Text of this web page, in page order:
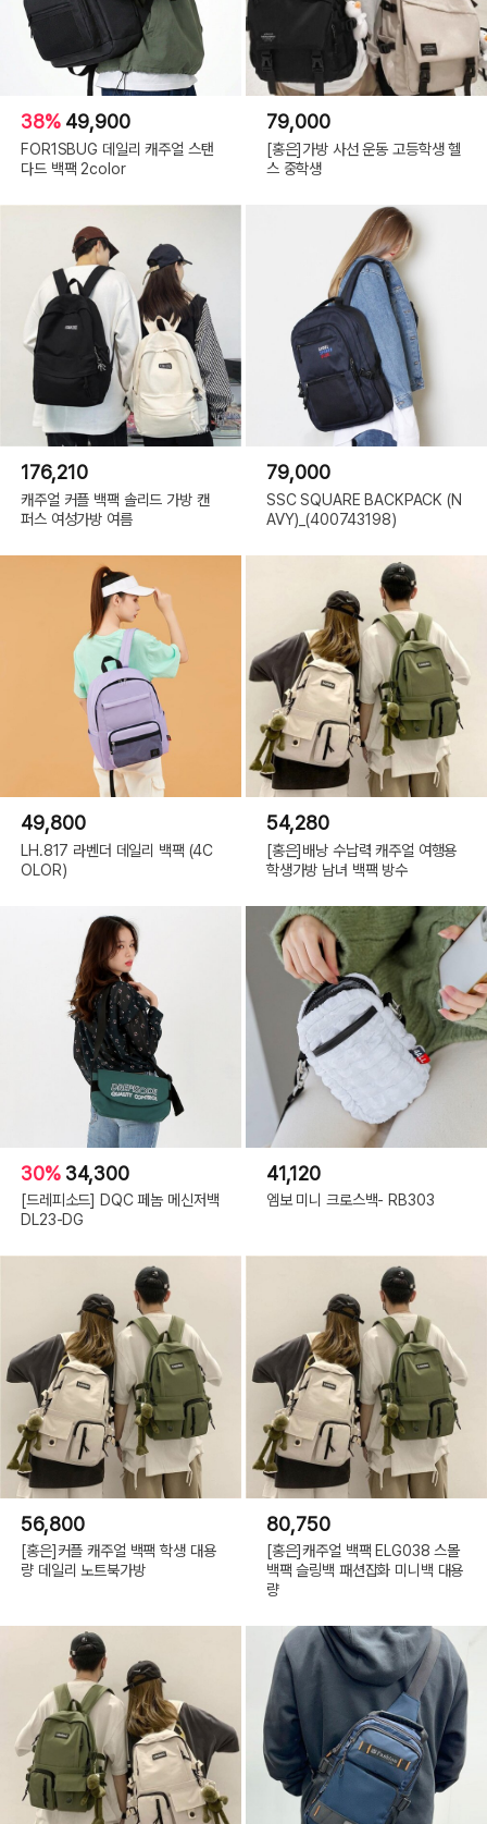
38% 49,900
FOR1SBUG 데일리 캐주얼 스탠
다드 백팩 2color
79,000
[홍은]가방 사선 운동 고등학생 헬
스 중학생
176,210
캐주얼 커플 백팩 솔리드 가방 캔
퍼스 여성가방 여름
79,000
SSC SQUARE BACKPACK (N
AVY)_(400743198)
49,800
LH.817 라벤더 데일리 백팩 (4C
OLOR)
54,280
[홍은]배낭 수납력 캐주얼 여행용
학생가방 남녀 백팩 방수
30% 34,300
[드레피소드] DQC 페놈 메신저백
DL23-DG
41,120
엠보 미니 크로스백- RB303
56,800
[홍은]커플 캐주얼 백팩 학생 대용
량 데일리 노트북가방
80,750
[홍은]캐주얼 백팩 ELG038 스몰
백팩 슬링백 패션잡화 미니백 대용
량